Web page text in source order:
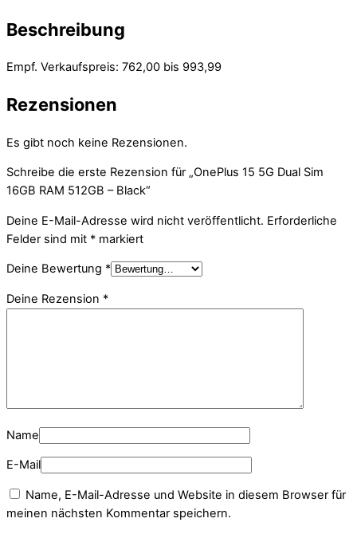
Beschreibung
Empf. Verkaufspreis: 762,00 bis 993,99
Rezensionen
Es gibt noch keine Rezensionen.
Schreibe die erste Rezension für „OnePlus 15 5G Dual Sim
16GB RAM 512GB – Black“
Deine E-Mail-Adresse wird nicht veröffentlicht. Erforderliche
Felder sind mit * markiert
Deine Bewertung *
Deine Rezension *
Name
E-Mail
Name, E-Mail-Adresse und Website in diesem Browser für
meinen nächsten Kommentar speichern.